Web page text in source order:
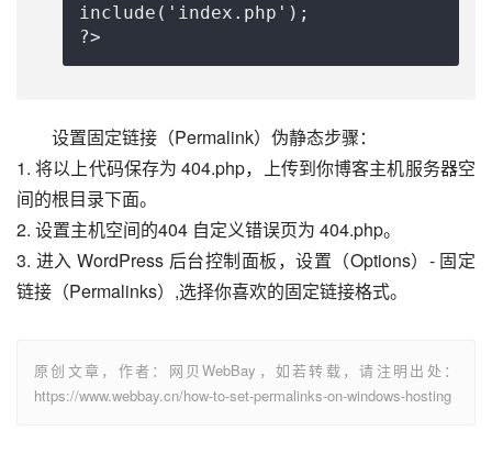
include('index.php');
设置固定链接（Permalink）伪静态步骤：
1. 将以上代码保存为 404.php，上传到你博客主机服务器空
间的根目录下面。
2. 设置主机空间的404 自定义错误页为 404.php。
3. 进入 WordPress 后台控制面板，设置（Options）- 固定
链接（Permalinks）,选择你喜欢的固定链接格式。
原创文章，作者：网贝WebBay，如若转载，请注明出处：
https://www.webbay.cn/how-to-set-permalinks-on-windows-hosting